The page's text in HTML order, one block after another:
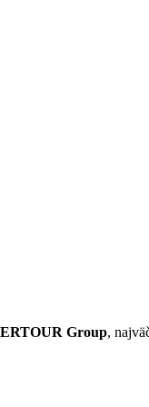
a tiež
Group,